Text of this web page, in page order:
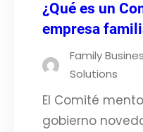
¿Qué es un
empresa
Family
Solutions
El Comité
gobierno